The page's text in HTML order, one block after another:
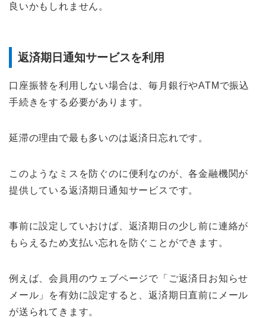
良いかもしれません。
返済期日通知サービスを利用
口座振替を利用しない場合は、毎月銀行やATMで振込
手続きをする必要があります。
延滞の理由で最も多いのは返済日忘れです。
このようなミスを防ぐのに便利なのが、各金融機関が
提供している返済期日通知サービスです。
事前に設定していおけば、返済期日の少し前に連絡が
もらえるため支払い忘れを防ぐことができます。
例えば、会員用のウェブページで「ご返済日お知らせ
メール」を有効に設定すると、返済期日直前にメール
が送られてきます。